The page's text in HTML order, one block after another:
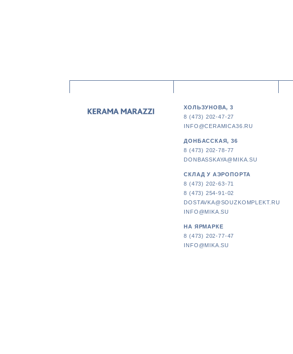
ХОЛЬЗУНОВА, 3
8 (473) 202-47-27
INFO@CERAMICA36.RU
ДОНБАССКАЯ, 36
8 (473) 202-78-77
DONBASSKAYA@MIKA.SU
СКЛАД У АЭРОПОРТА
8 (473) 202-63-71
8 (473) 254-91-02
DOSTAVKA@SOUZKOMPLEKT.RU
INFO@MIKA.SU
НА ЯРМАРКЕ
8 (473) 202-77-47
INFO@MIKA.SU